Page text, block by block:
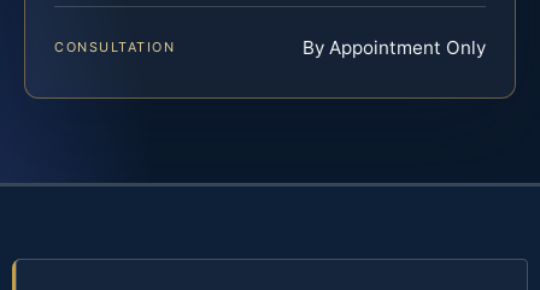
CONSULTATION By Appointment Only